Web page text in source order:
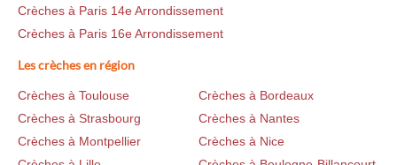
Crèches à Paris 14e Arrondissement
Crèches à Paris 16e Arrondissement
Les crèches en région
Crèches à Toulouse
Crèches à Bordeaux
Crèches à Strasbourg
Crèches à Nantes
Crèches à Montpellier
Crèches à Nice